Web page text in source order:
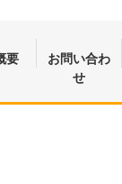
要
お問い合わ
せ